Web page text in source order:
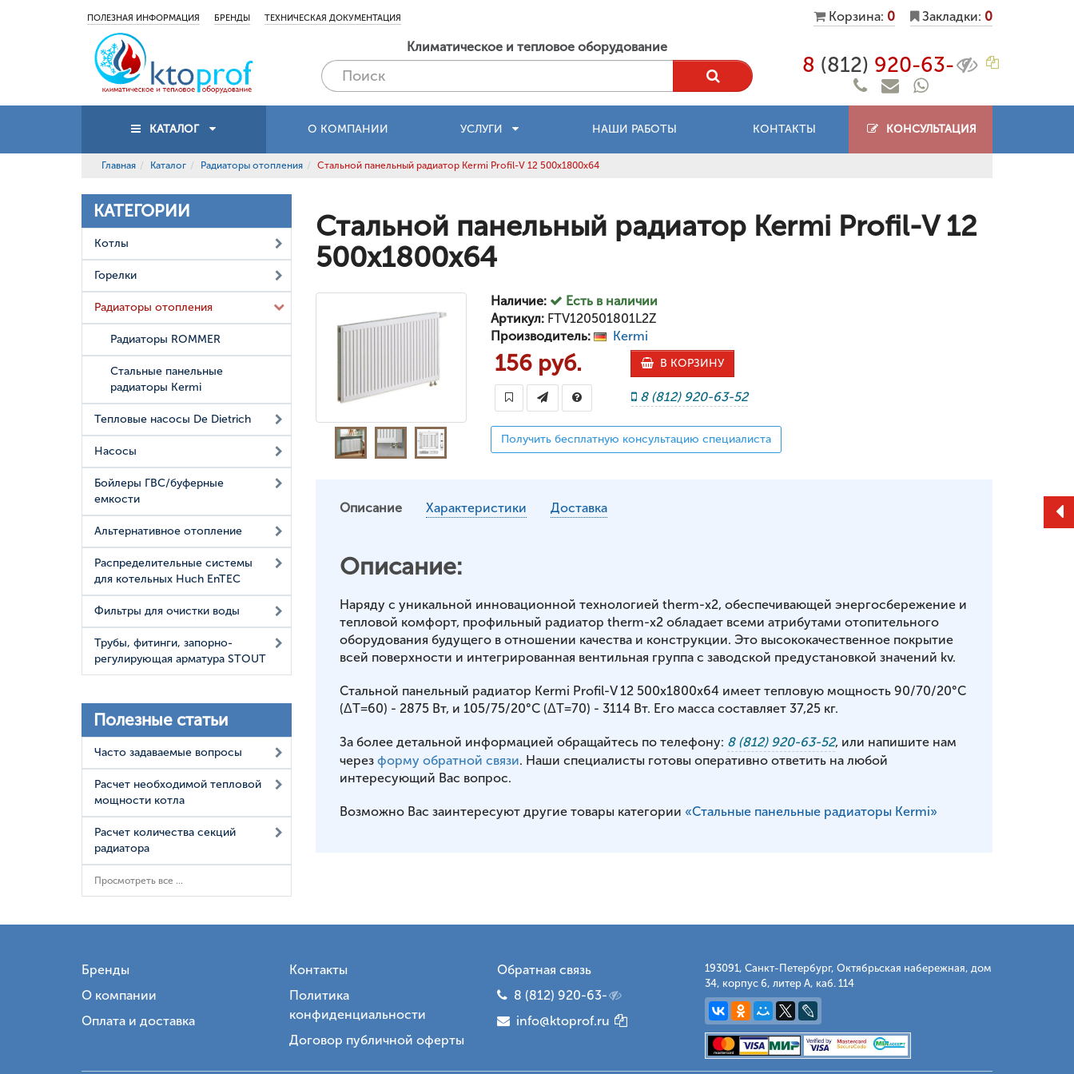
ПОЛЕЗНАЯ ИНФОРМАЦИЯ БРЕНДЫ ТЕХНИЧЕСКАЯ ДОКУМЕНТАЦИЯ Корзина: 0 Закладки: 0
Климатическое и тепловое оборудование
8 (812) 920-63-
КАТАЛОГ О КОМПАНИИ УСЛУГИ НАШИ РАБОТЫ КОНТАКТЫ КОНСУЛЬТАЦИЯ
Главная Каталог Радиаторы отопления Стальной панельный радиатор Kermi Profil-V 12 500x1800x64
КАТЕГОРИИ
Котлы
Горелки
Радиаторы отопления
Радиаторы ROMMER
Стальные панельные
радиаторы Kermi
Тепловые насосы De Dietrich
Насосы
Бойлеры ГВС/буферные
емкости
Альтернативное отопление
Распределительные системы
для котельных Huch EnTEC
Фильтры для очистки воды
Трубы, фитинги, запорно-
регулирующая арматура STOUT
Полезные статьи
Часто задаваемые вопросы
Расчет необходимой тепловой
мощности котла
Расчет количества секций
радиатора
Просмотреть все ...
Стальной панельный радиатор Kermi Profil-V 12
500x1800x64
Наличие:
Есть в наличии
Артикул:FTV120501801L2Z
Производитель:
Kermi
156 руб. В КОРЗИНУ
8 (812) 920-63-52
Получить бесплатную консультацию специалиста
Описание Характеристики Доставка
Описание:
Наряду с уникальной инновационной технологией therm-x2, обеспечивающей энергосбережение и
тепловой комфорт, профильный радиатор therm-x2 обладает всеми атрибутами отопительного
оборудования будущего в отношении качества и конструкции. Это высококачественное покрытие
всей поверхности и интегрированная вентильная группа с заводской предустановкой значений kv.
Стальной панельный радиатор Kermi Profil-V 12 500x1800x64 имеет тепловую мощность 90/70/20°С
(ΔT=60) - 2875 Вт, и 105/75/20°С (ΔT=70) - 3114 Вт. Его масса составляет 37,25 кг.
За более детальной информацией обращайтесь по телефону: 8 (812) 920-63-52, или напишите нам
через форму обратной связи. Наши специалисты готовы оперативно ответить на любой
интересующий Вас вопрос.
Возможно Вас заинтересуют другие товары категории «Стальные панельные радиаторы Kermi»
Бренды
О компании
Оплата и доставка
Контакты
Политика
конфиденциальности
Договор публичной оферты
Обратная связь
8 (812) 920-63-
info@ktoprof.ru
193091, Санкт-Петербург, Октябрьская набережная, дом
34, корпус 6, литер А, каб. 114